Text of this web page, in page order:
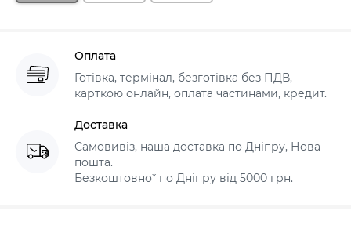
Оплата
Готівка, термінал, безготівка без ПДВ,
карткою онлайн, оплата частинами, кредит.
Доставка
Самовивіз, наша доставка по Дніпру, Нова
пошта.
Безкоштовно* по Дніпру від 5000 грн.